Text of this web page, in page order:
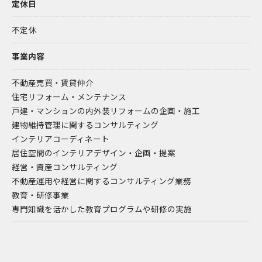
定休日
不定休
事業内容
不動産売買・賃貸仲介
住宅リフォーム・メンテナンス
戸建・マンションの内外装リフォームの企画・施工
建物維持管理に関するコンサルティング
インテリアコーディネート
居住空間のインテリアデザイン・企画・提案
経営・資産コンサルティング
不動産運用や経営に関するコンサルティング業務
教育・研修事業
専門知識を活かした教育プログラムや研修の実施